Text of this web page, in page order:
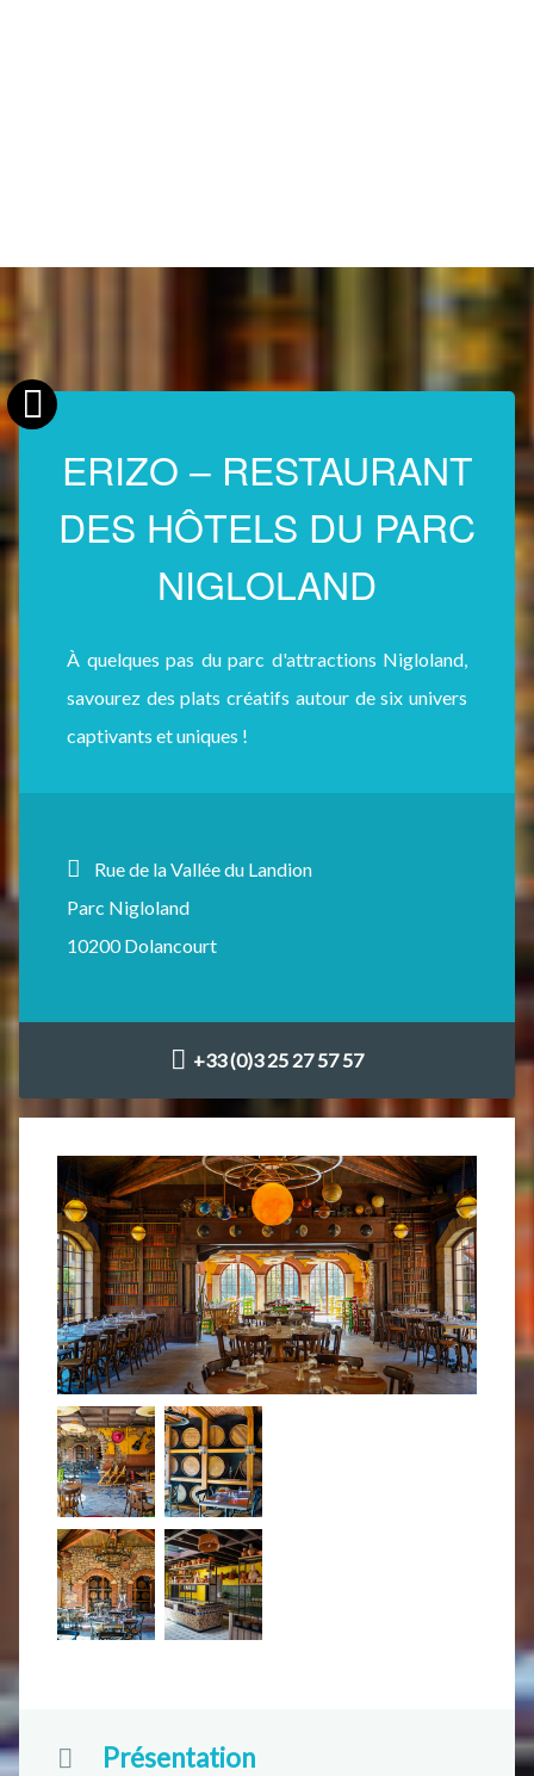
ERIZO – RESTAURANT
DES HÔTELS DU PARC
NIGLOLAND
À quelques pas du parc d'attractions Nigloland,
savourez des plats créatifs autour de six univers
captivants et uniques !
Rue de la Vallée du Landion
Parc Nigloland
10200 Dolancourt
+33 (0)3 25 27 57 57
Présentation